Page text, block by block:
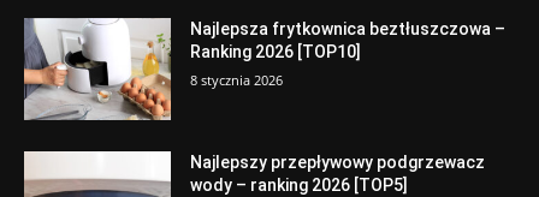
Najlepsza frytkownica beztłuszczowa –
Ranking 2026 [TOP10]
8 stycznia 2026
Najlepszy przepływowy podgrzewacz
wody – ranking 2026 [TOP5]